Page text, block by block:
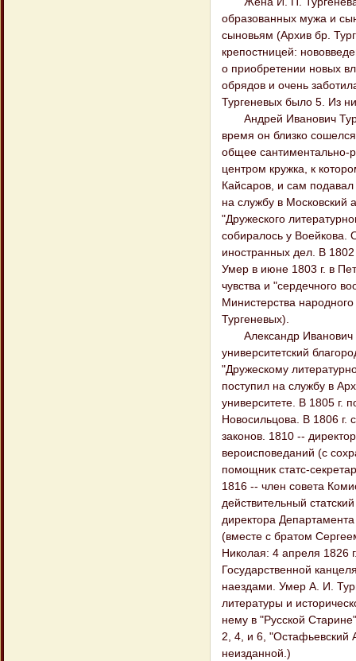
образованных мужа и
сыновьям (Архив бр.
крепостницей:
о приобретении новых
обрядов и очень
Тургеневых было 5. Из
Андрей Иванович
время он близко
общее сантиментально-
центром кружка, к
Кайсаров, и сам
на службу в Московский
"Дружеского
собиралось у Воейкова.
иностранных дел. В
Умер в июне 1803 г. в
чувства и "сердечного
Министерства
Тургеневых).
Александр Иванович
университетский
"Дружескому
поступил на службу в
университете. В 1805 г.
Новосильцова. В 1806
законов. 1810 --
вероисповеданий (с
помощник статс-
1816 -- член совета
действительный
директора
(вместе с братом
Николая: 4 апреля 1826
Государственной
наездами. Умер А. И.
литературы и
нему в "Русской
2, 4, и 6, "Остафьевский
неизданной.)